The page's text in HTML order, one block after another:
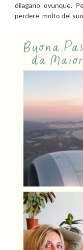
dilagano ovunque.
perdere molto del suo